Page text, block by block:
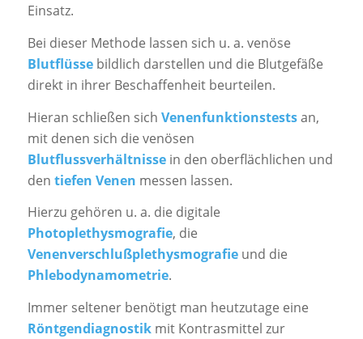
Einsatz.
Bei dieser Methode lassen sich u. a. venöse
Blutflüssebildlich darstellen und die Blutgefäße
direkt in ihrer Beschaffenheit beurteilen.
Hieran schließen sich Venenfunktionstestsan,
mit denen sich die venösen
Blutflussverhältnissein den oberflächlichen und
den tiefen Venen messen lassen.
Hierzu gehören u. a. die digitale
Photoplethysmografie, die
Venenverschlußplethysmografieund die
Phlebodynamometrie.
Immer seltener benötigt man heutzutage eine
Röntgendiagnostikmit Kontrasmittel zur